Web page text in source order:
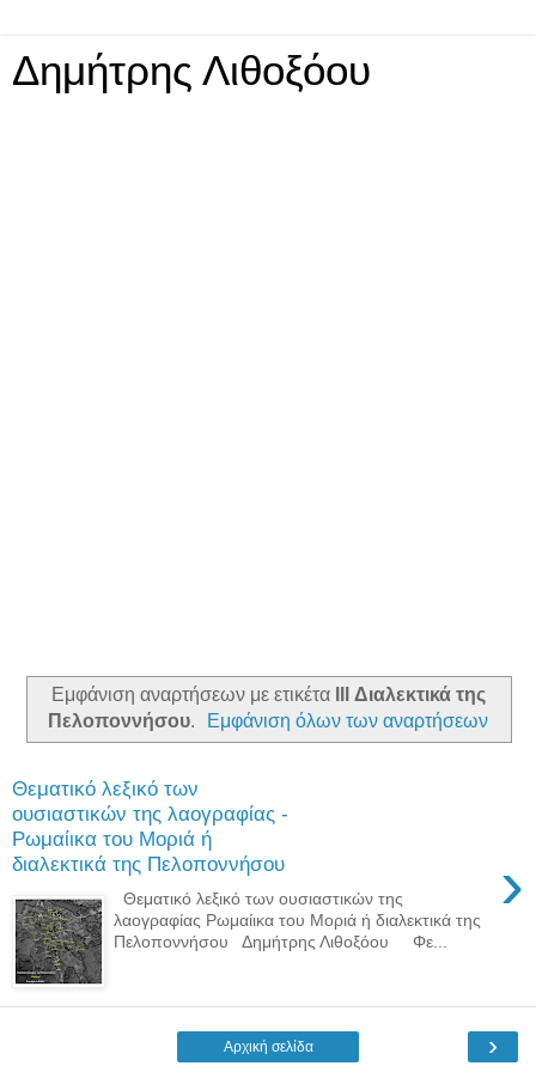
Δημήτρης Λιθοξόου
Εμφάνιση αναρτήσεων με ετικέτα
lll Διαλεκτικά της
Πελοποννήσου. Εμφάνιση όλων των αναρτήσεων
Θεματικό λεξικό των
ουσιαστικών της λαογραφίας -
Ρωμαίικα του Μοριά ή
διαλεκτικά της Πελοποννήσου
›
Θεματικό λεξικό των ουσιαστικών της
λαογραφίας Ρωμαίικα του Μοριά ή διαλεκτικά της
Πελοποννήσου Δημήτρης Λιθοξόου Φε...
›
Αρχική σελίδα